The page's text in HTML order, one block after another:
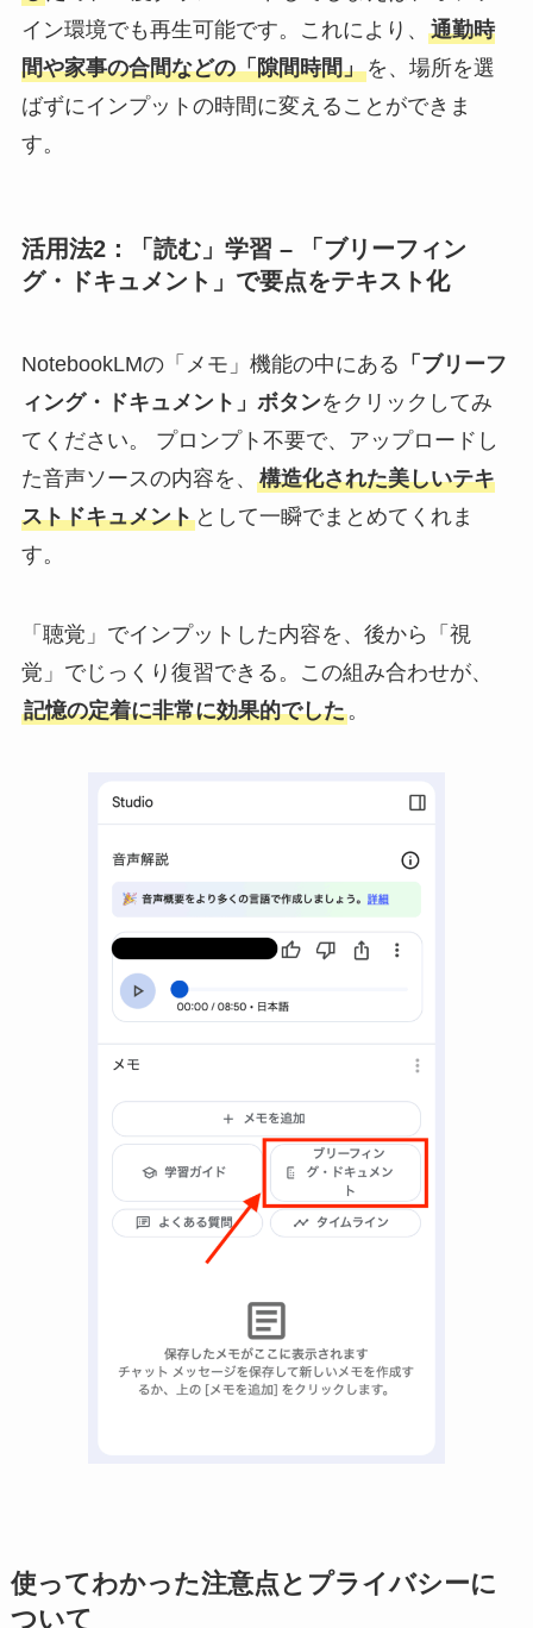
イン環境でも再生可能です。これにより、 通勤時
間や家事の合間などの「隙間時間」を、場所を選
ばずにインプットの時間に変えることができま
す。
活用法2：「読む」学習 – 「ブリーフィン
グ・ドキュメント」で要点をテキスト化
NotebookLMの「メモ」機能の中にある 「ブリーフ
ィング・ドキュメント」ボタンをクリックしてみ
てください。 プロンプト不要で、アップロードし
た音声ソースの内容を、 構造化された美しいテキ
ストドキュメントとして一瞬でまとめてくれま
す。
「聴覚」でインプットした内容を、後から「視
覚」でじっくり復習できる。この組み合わせが、
記憶の定着に非常に効果的でした。
使ってわかった注意点とプライバシーに
ついて